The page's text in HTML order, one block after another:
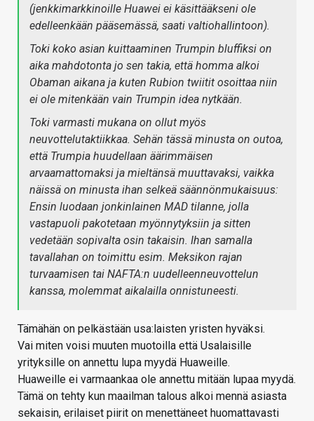
(jenkkimarkkinoille Huawei ei käsittääkseni ole
edelleenkään pääsemässä, saati valtiohallintoon).
Toki koko asian kuittaaminen Trumpin bluffiksi on
aika mahdotonta jo sen takia, että homma alkoi
Obaman aikana ja kuten Rubion twiitit osoittaa niin
ei ole mitenkään vain Trumpin idea nytkään.
Toki varmasti mukana on ollut myös
neuvottelutaktiikkaa. Sehän tässä minusta on outoa,
että Trumpia huudellaan äärimmäisen
arvaamattomaksi ja mieltänsä muuttavaksi, vaikka
näissä on minusta ihan selkeä säännönmukaisuus:
Ensin luodaan jonkinlainen MAD tilanne, jolla
vastapuoli pakotetaan myönnytyksiin ja sitten
vedetään sopivalta osin takaisin. Ihan samalla
tavallahan on toimittu esim. Meksikon rajan
turvaamisen tai NAFTA:n uudelleenneuvottelun
kanssa, molemmat aikalailla onnistuneesti.
Tämähän on pelkästään usa:laisten yristen hyväksi.
Vai miten voisi muuten muotoilla että Usalaisille
yrityksille on annettu lupa myydä Huaweille.
Huaweille ei varmaankaa ole annettu mitään lupaa myydä.
Tämä on tehty kun maailman talous alkoi mennä asiasta
sekaisin, erilaiset piirit on menettäneet huomattavasti